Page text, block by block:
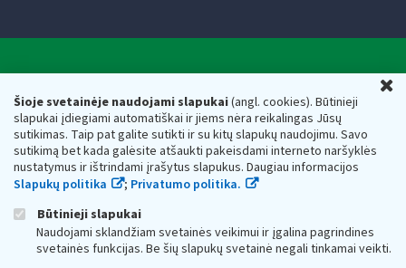
Šioje svetainėje naudojami slapukai(angl. cookies). Būtinieji
slapukai įdiegiami automatiškai ir jiems nėra reikalingas Jūsų
sutikimas. Taip pat galite sutikti ir su kitų slapukų naudojimu. Savo
sutikimą bet kada galėsite atšaukti pakeisdami interneto naršyklės
nustatymus ir ištrindami įrašytus slapukus. Daugiau informacijos
Slapukų politika
; Privatumo politika.
Būtinieji slapukai
Naudojami sklandžiam svetainės veikimui ir įgalina pagrindines
svetainės funkcijas. Be šių slapukų svetainė negali tinkamai veikti.
Valstybinė mokesčių inspekcija prie Lietuvos
Respublikos finansų ministerijos
Biudžetinė įstaiga. Juridinio asmens kodas — 188659752,
adresas: Vasario 16-osios g. 14, 01107 Vilnius, Lietuva, el.paštas:
vmi@vmi.lt , E. pristatymo dėžutės adresas 188659752
Duomenys apie Valstybinę mokesčių inspekciją prie Lietuvos
Respublikos finansų ministerijos kaupiami ir saugomi Juridinių